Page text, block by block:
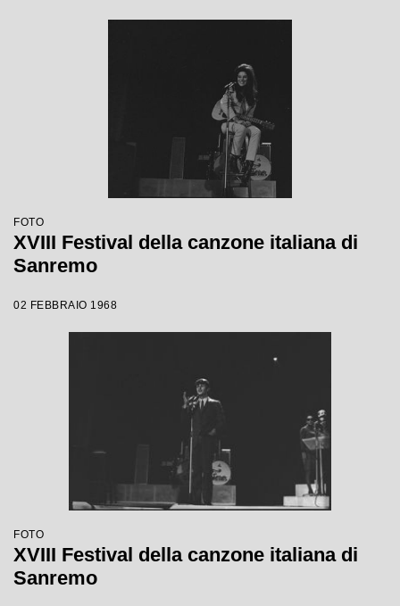
FOTO
XVIII Festival della canzone italiana di
Sanremo
02 FEBBRAIO 1968
FOTO
XVIII Festival della canzone italiana di
Sanremo